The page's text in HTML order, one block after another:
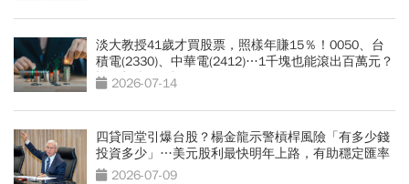
淡大教授41歲才買股票，照樣年賺15％！0050、台
積電(2330)、中華電(2412)…1千塊也能滾出百萬元？
懶人投資4組合
2026-07-14
四貸同堂引爆台股？楊金龍示警槓桿風險「有多少錢
投資多少」…美元股利最快明年上路，有助穩定匯率
2026-07-09